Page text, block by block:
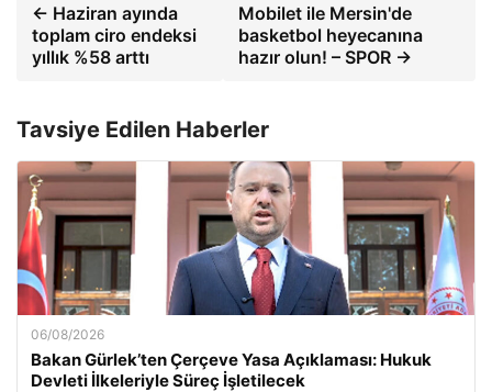
← Haziran ayında
toplam ciro endeksi
yıllık %58 arttı
Mobilet ile Mersin'de
basketbol heyecanına
hazır olun! – SPOR →
Tavsiye Edilen Haberler
06/08/2026
Bakan Gürlek’ten Çerçeve Yasa Açıklaması: Hukuk
Devleti İlkeleriyle Süreç İşletilecek